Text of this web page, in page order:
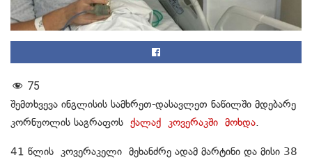
75
შემთხვევა ინგლისის სამხრეთ-დასავლეთ ნაწილში მდებარე
კორნუოლის საგრაფოს ქალაქ კოვერაკში მოხდა.
41 წლის კოვერაკელი მეხანძრე ადამ მარტინი და მისი 38